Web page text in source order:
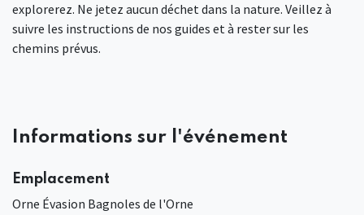
explorerez. Ne jetez aucun déchet dans la nature. Veillez à
suivre les instructions de nos guides et à rester sur les
chemins prévus.
Informations sur l'événement
Emplacement
Orne Évasion Bagnoles de l'Orne